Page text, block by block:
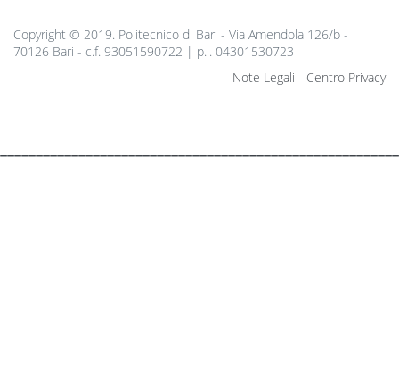
Copyright © 2019. Politecnico di Bari - Via Amendola 126/b -
70126 Bari - c.f. 93051590722 | p.i. 04301530723
Note Legali - Centro Privacy